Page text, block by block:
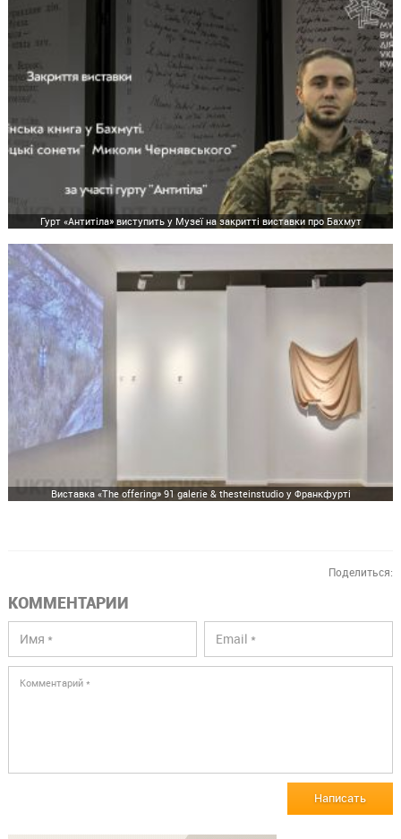
Гурт «Антитіла» виступить у Музеї на закритті виставки про Бахмут
Виставка «The offering» 91 galerie & thesteinstudio у Франкфурті
Поделиться:
КОММЕНТАРИИ
Написать